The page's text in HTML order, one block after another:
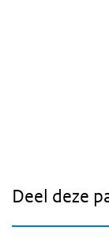
Deel deze